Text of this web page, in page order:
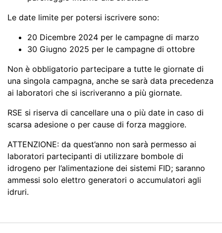
Le date limite per potersi iscrivere sono:
20 Dicembre 2024 per le campagne di marzo
30 Giugno 2025 per le campagne di ottobre
Non è obbligatorio partecipare a tutte le giornate di
una singola campagna, anche se sarà data precedenza
ai laboratori che si iscriveranno a più giornate.
RSE si riserva di cancellare una o più date in caso di
scarsa adesione o per cause di forza maggiore.
ATTENZIONE: da quest’anno non sarà permesso ai
laboratori partecipanti di utilizzare bombole di
idrogeno per l’alimentazione dei sistemi FID; saranno
ammessi solo elettro generatori o accumulatori agli
idruri.